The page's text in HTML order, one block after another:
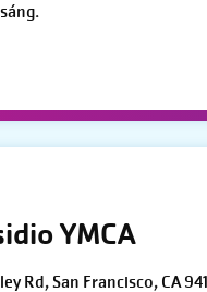
YMCA
Rd, San Francisco, CA